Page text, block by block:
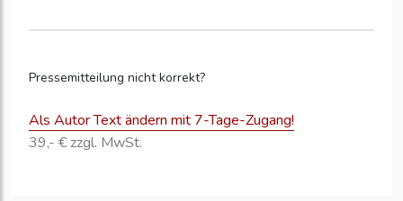
Pressemitteilung nicht korrekt?
Als Autor Text ändern mit 7-Tage-Zugang!
39,- € zzgl. MwSt.